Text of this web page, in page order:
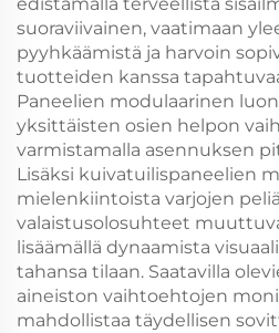
suoraviivainen, vaatimaan
pyyhkäämistä ja harvoin
tuotteiden kanssa
Paneelien modulaarinen
yksittäisten osien helpon
varmistamalla asennuksen
Lisäksi kuivatuilispaneelien
mielenkiintoista varjojen
valaistusolosuhteet
lisäämällä dynaamista
tahansa tilaan. Saatavilla
aineiston vaihtoehtojen
mahdollistaa täydellisen